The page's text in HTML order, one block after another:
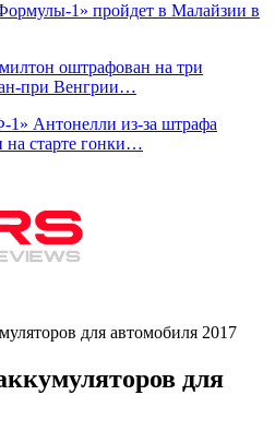
пройдет в Малайзии в
оштрафован на три
Венгрии…
Антонелли из‑за штрафа
на старте гонки…
для автомобиля 2017
для